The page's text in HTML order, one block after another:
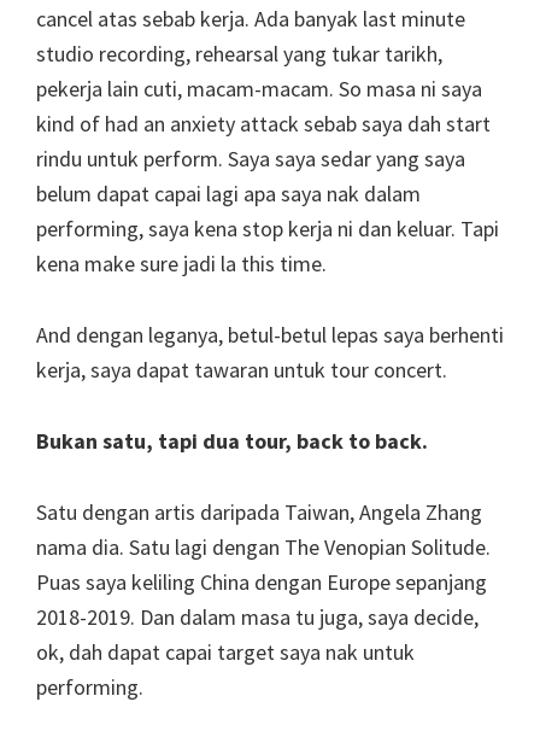
cancel atas sebab kerja. Ada banyak last minute
studio recording, rehearsal yang tukar tarikh,
pekerja lain cuti, macam-macam. So masa ni saya
kind of had an anxiety attack sebab saya dah start
rindu untuk perform. Saya saya sedar yang saya
belum dapat capai lagi apa saya nak dalam
performing, saya kena stop kerja ni dan keluar. Tapi
kena make sure jadi la this time.
And dengan leganya, betul-betul lepas saya berhenti
kerja, saya dapat tawaran untuk tour concert.
Bukan satu, tapi dua tour, back to back.
Satu dengan artis daripada Taiwan, Angela Zhang
nama dia. Satu lagi dengan The Venopian Solitude.
Puas saya keliling China dengan Europe sepanjang
2018-2019. Dan dalam masa tu juga, saya decide,
ok, dah dapat capai target saya nak untuk
performing.